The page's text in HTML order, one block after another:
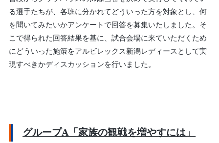
る選手たちが、各班に分かれてどういった方を対象とし、何
を聞いてみたいかアンケートで回答を募集いたしました。そ
こで得られた回答結果を基に、試合会場に来ていただくため
にどういった施策をアルビレックス新潟レディースとして実
現すべきかディスカッションを行いました。
グループA「家族の観戦を増やすには」